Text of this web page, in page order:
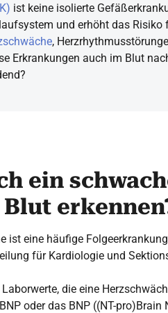
ist keine isolierte
und erhöht das Risiko
,
Erkrankungen auch im Blut
ein
ist eine häufige
für Kardiologie und
die eine
oder das BNP ((NT-